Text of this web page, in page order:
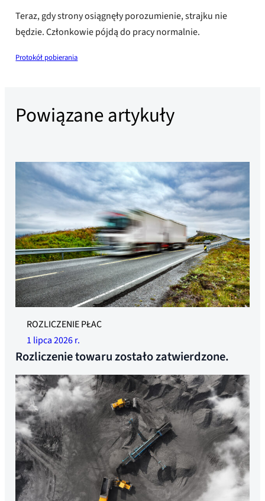
Teraz, gdy strony osiągnęły porozumienie, strajku nie
będzie. Członkowie pójdą do pracy normalnie.
Protokół pobierania
Powiązane artykuły
Zdjęcie ilustracyjne
ROZLICZENIE PŁAC
1 lipca 2026 r.
Rozliczenie towaru zostało zatwierdzone.